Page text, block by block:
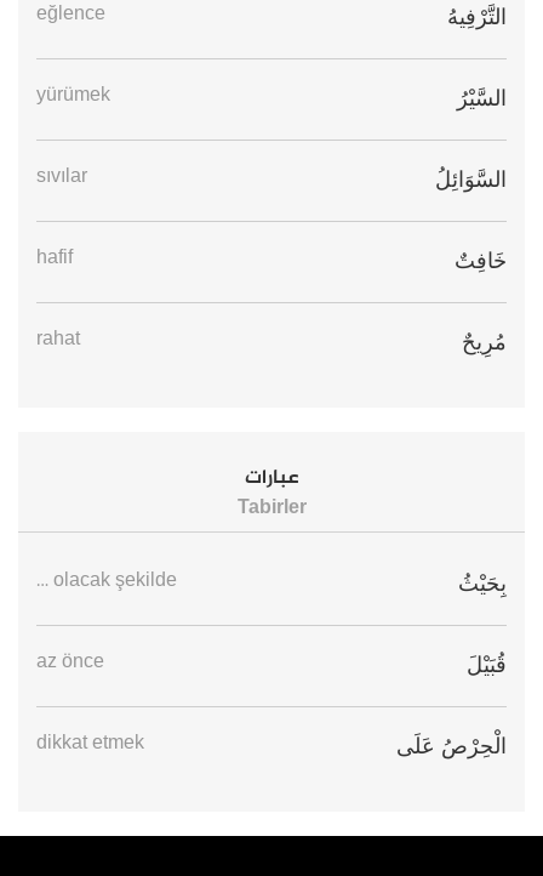
التَّرْفِيهُ eğlence
السَّيْرُ yürümek
السَّوَائِلُ sıvılar
خَافِتٌ hafif
مُرِيحٌ rahat
عبارات
Tabirler
بِحَيْثُ … olacak şekilde
قُبَيْلَ az önce
الْحِرْصُ عَلَى dikkat etmek